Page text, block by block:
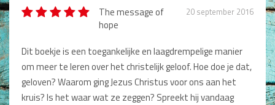
Titel review*
The message of
hope
20 september 2016
Dit boekje is een toegankelijke en laagdrempelige manier
om meer te leren over het christelijk geloof. Hoe doe je dat,
geloven? Waarom ging Jezus Christus voor ons aan het
kruis? Is het waar wat ze zeggen? Spreekt hij vandaag